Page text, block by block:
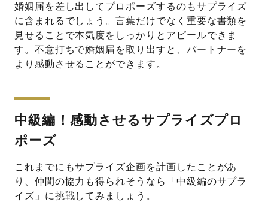
婚姻届を差し出してプロポーズするのもサプライズ
に含まれるでしょう。言葉だけでなく重要な書類を
見せることで本気度をしっかりとアピールできま
す。不意打ちで婚姻届を取り出すと、パートナーを
より感動させることができます。
中級編！感動させるサプライズプロ
ポーズ
これまでにもサプライズ企画を計画したことがあ
り、仲間の協力も得られそうなら「中級編のサプラ
イズ」に挑戦してみましょう。